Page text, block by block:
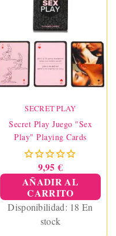
SECRET PLAY
Secret Play Juego "Sex
Play" Playing Cards
9,95 €
AÑADIR AL
CARRITO
Disponibilidad: 18 En
stock